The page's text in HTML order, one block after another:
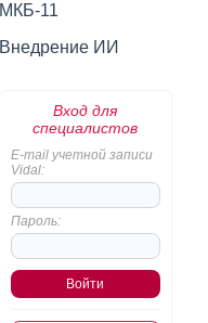
МКБ-11
Внедрение ИИ
Вход для
специалистов
E-mail учетной записи
Vidal:
Пароль: